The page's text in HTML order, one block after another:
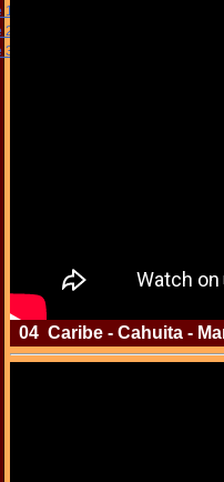
2
3
04 Caribe - Cahuita -